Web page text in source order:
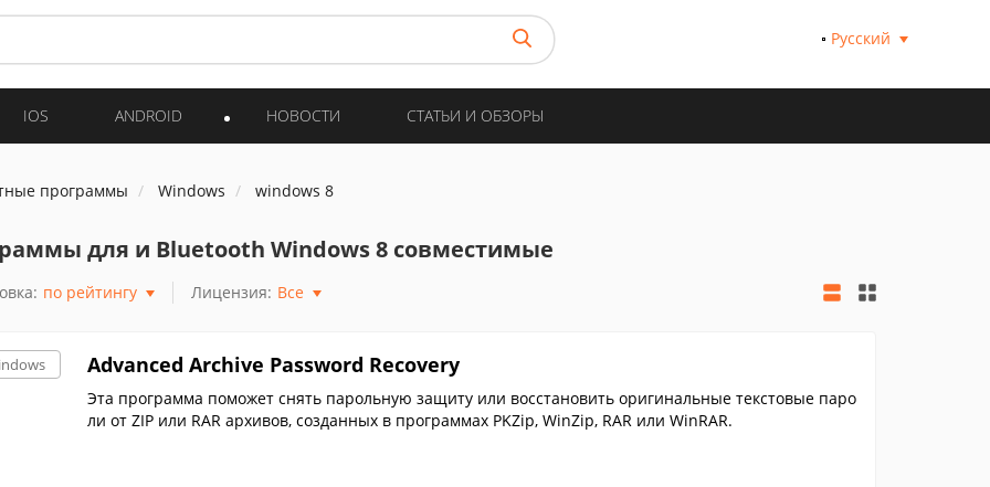
Русский
IOS ANDROID НОВОСТИ СТАТЬИ И ОБЗОРЫ
программы Windows windows 8
для и Bluetooth Windows 8 совместимые
по рейтингу Лицензия: Все
Advanced Archive Password Recovery
Эта программа поможет снять парольную защиту или восстановить оригинальные текстовые паро
ли от ZIP или RAR архивов, созданных в программах PKZip, WinZip, RAR или WinRAR.